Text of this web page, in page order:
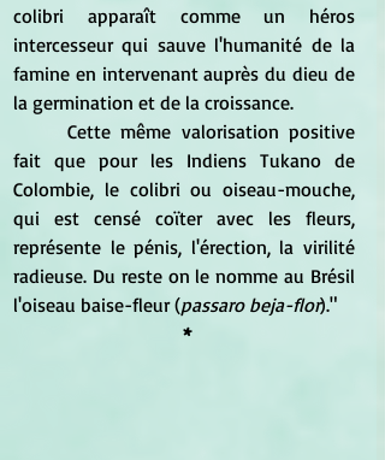
colibri apparaît comme un héros
intercesseur qui sauve l'humanité de la
famine en intervenant auprès du dieu de
la germination et de la croissance.
fait que pour les Indiens Tukano de
Colombie, le colibri ou oiseau-mouche,
qui est censé coïter avec les fleurs,
représente le pénis, l'érection, la virilité
radieuse. Du reste on le nomme au Brésil
l'oiseau baise-fleur (passaro beja-flor)."
*